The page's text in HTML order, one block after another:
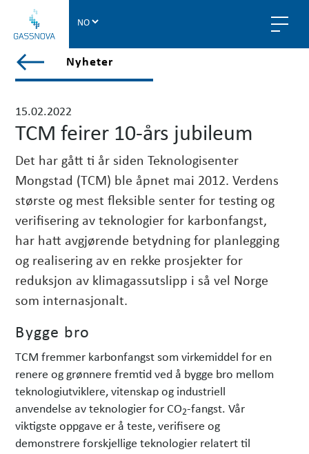
a
s
n
v
a
w
l
l
o
s
t
s
i
n
y
e
t
e
r
Nyheter
15.02.2022
TCM feirer 10-års jubileum
Det har gått ti år siden Teknologisenter
Mongstad (TCM) ble åpnet mai 2012. Verdens
største og mest fleksible senter for testing og
verifisering av teknologier for karbonfangst,
har hatt avgjørende betydning for planlegging
og realisering av en rekke prosjekter for
reduksjon av klimagassutslipp i så vel Norge
som internasjonalt.
Bygge bro
TCM fremmer karbonfangst som virkemiddel for en
renere og grønnere fremtid ved å bygge bro mellom
teknologiutviklere, vitenskap og industriell
anvendelse av teknologier for CO2-fangst. Vår
viktigste oppgave er å teste, verifisere og
demonstrere forskjellige teknologier relatert til